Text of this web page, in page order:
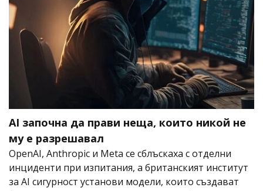
AI започна да прави неща, които никой не
му е разрешавал
OpenAI, Anthropic и Meta се сблъскаха с отделни
инциденти при изпитания, а британският институт
за AI сигурност установи модели, които създават